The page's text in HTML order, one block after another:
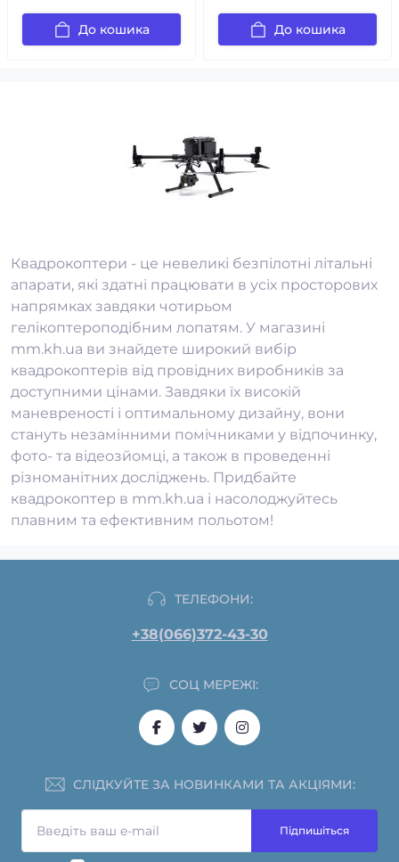
До кошика До кошика
Квадрокоптери - це невеликі безпілотні літальні
апарати, які здатні працювати в усіх просторових
напрямках завдяки чотирьом
гелікоптероподібним лопатям. У магазині
mm.kh.ua ви знайдете широкий вибір
квадрокоптерів від провідних виробників за
доступними цінами. Завдяки їх високій
маневреності і оптимальному дизайну, вони
стануть незамінними помічниками у відпочинку,
фото- та відеозйомці, а також в проведенні
різноманітних досліджень. Придбайте
квадрокоптер в mm.kh.ua і насолоджуйтесь
плавним та ефективним польотом!
ТЕЛЕФОНИ:
+38(066)372-43-30
СОЦ МЕРЕЖІ:
СЛІДКУЙТЕ ЗА НОВИНКАМИ ТА АКЦІЯМИ:
Підпишіться